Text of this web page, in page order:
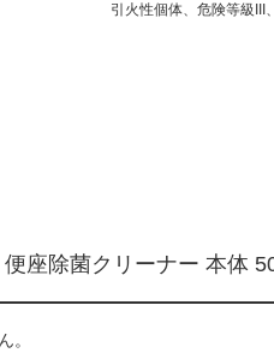
引火性個体、危険等級III
座除菌クリーナー 本体
。